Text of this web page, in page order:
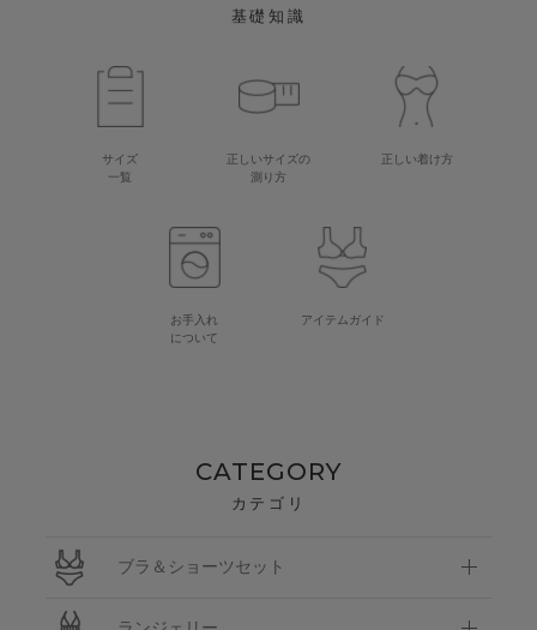
基礎知識
サイズ
一覧
正しいサイズの
測り方
正しい着け方
お手入れ
について
アイテムガイド
CATEGORY
カテゴリ
ブラ＆ショーツセット